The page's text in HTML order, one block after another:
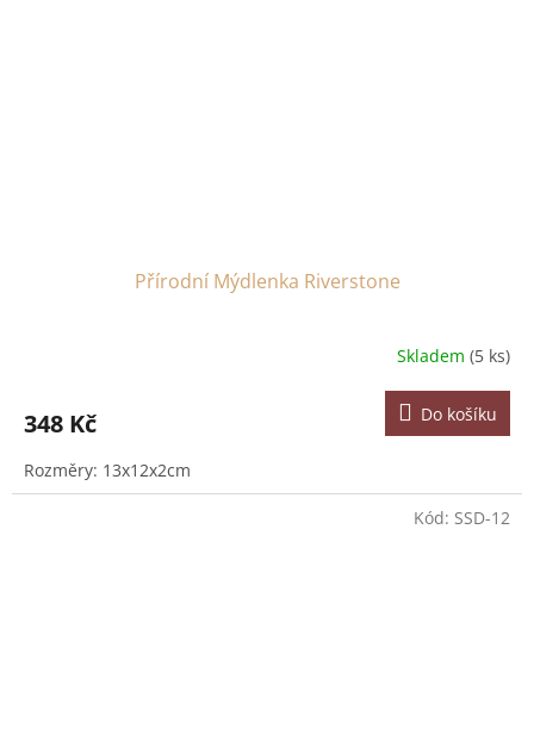
Přírodní Mýdlenka Riverstone
Skladem (5 ks)
348 Kč Do košíku
Rozměry: 13x12x2cm
Kód: SSD-12